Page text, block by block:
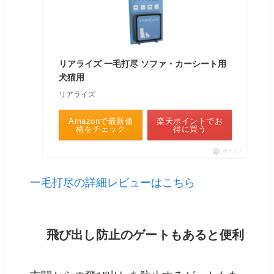
リアライズ 一毛打尽 ソファ・カーシート用
犬猫用
リアライズ
Amazonで最新価
格をチェック
楽天ポイントでお
得に買う
ポチップ
一毛打尽の詳細レビューはこちら
飛び出し防止のゲートもあると便利